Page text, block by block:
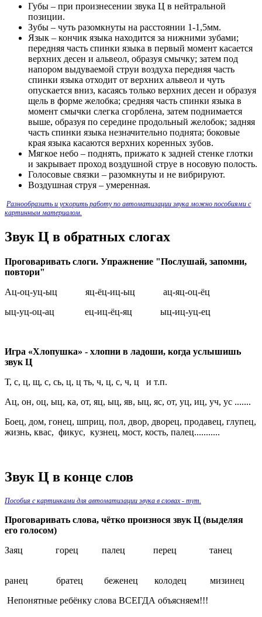
Губы – при произнесении звука Ц в нейтральной
позиции.
Зубы – чуть разомкнуты на расстоянии 1-1,5мм.
Язык – кончик языка находится за нижними зубами;
передняя часть спинки языка в первый момент касается
верхних десен и альвеол, образуя смычку; затем под
напором выдуваемой струи воздуха передняя часть
спинки языка отходит от верхних альвеол и чуть
опускается вниз, касаясь только верхних десен и образуя
щель в форме желобка; средняя часть спинки языка в
момент смычки слегка сгорблена, затем поднимается
выше, образуя по середине продольный желобок; задняя
часть спинки языка незначительно поднята; боковые
края языка касаются верхних коренных зубов.
Мягкое небо – поднять, прижато к задней стенке глотки
и закрывает проход воздушной струе в носовую полость.
Голосовые связки – разомкнуты и не вибрируют.
Воздушная струя – умеренная.
Разнообразить и ускорить работу по автоматизации звука можно пособиями с
картинным материалом.
Звук Ц в обратных слогах
Проговаривать слоги. Упражнение "Послушай, запомни,
повтори"
Ац-оц-уц-ыц яц-ёц-иц-ыц ац-яц-оц-ёц
ыц-уц-оц-ац ец-иц-ёц-яц ыц-иц-уц-ец
Игра «Хлопушка» - хлопни в ладоши, когда услышишь
звук Ц
Т, с, ц, щ, с, сь, ц, ц ть, ч, ц, с, ч, ц и т.п.
Ац, он, оц, ыц, ка, от, яц, ыц, яв, ыц, яс, от, уц, иц, уч, ус .......
Боец, дом, гонец, шприц, пол, двор, дворец, продавец, глупец,
жизнь, квас, фикус, кузнец, мост, кость, палец...........
Звук Ц в конце слов
Пособия с картинками для автоматизации звука в словах - тут.
Проговаривать слова, чётко произнося звук Ц (выделяя
его голосом)
Заяц горец палец перец танец
ранец братец беженец колодец мизинец
Непонятные ребёнку слова ВСЕГДА объясняем!!!